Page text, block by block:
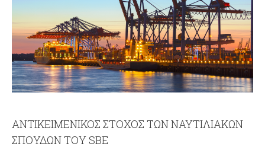
ΑΝΤΙΚΕΙΜΕΝΙΚΟΣ ΣΤΟΧΟΣ ΤΩΝ ΝΑΥΤΙΛΙΑΚΩΝ
ΣΠΟΥΔΩΝ ΤΟΥ SBE